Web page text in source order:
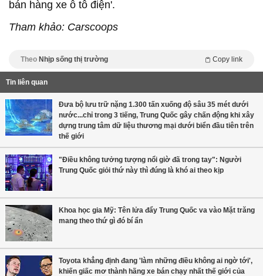
bán hàng xe ô tô điện'.
Tham khảo: Carscoops
Theo Nhịp sống thị trường Copy link
Tin liên quan
Đưa bộ lưu trữ nặng 1.300 tấn xuống độ sâu 35 mét dưới
nước...chỉ trong 3 tiếng, Trung Quốc gây chấn động khi xây
dựng trung tâm dữ liệu thương mại dưới biển đầu tiên trên
thế giới
"Điều không tưởng tượng nổi giờ đã trong tay": Người
Trung Quốc giỏi thứ này thì đúng là khó ai theo kịp
Khoa học gia Mỹ: Tên lửa đẩy Trung Quốc va vào Mặt trăng
mang theo thứ gì đó bí ẩn
Toyota khẳng định đang 'làm những điều không ai ngờ tới',
khiến giấc mơ thành hãng xe bán chạy nhất thế giới của